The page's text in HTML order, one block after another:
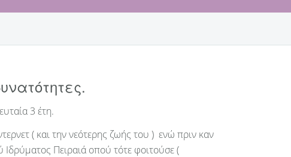
3 έτη.
( και την νεότερης ζωής του ) ενώ πριν καν
Ιδρύματος Πειραιά οπού τότε φοιτούσε (